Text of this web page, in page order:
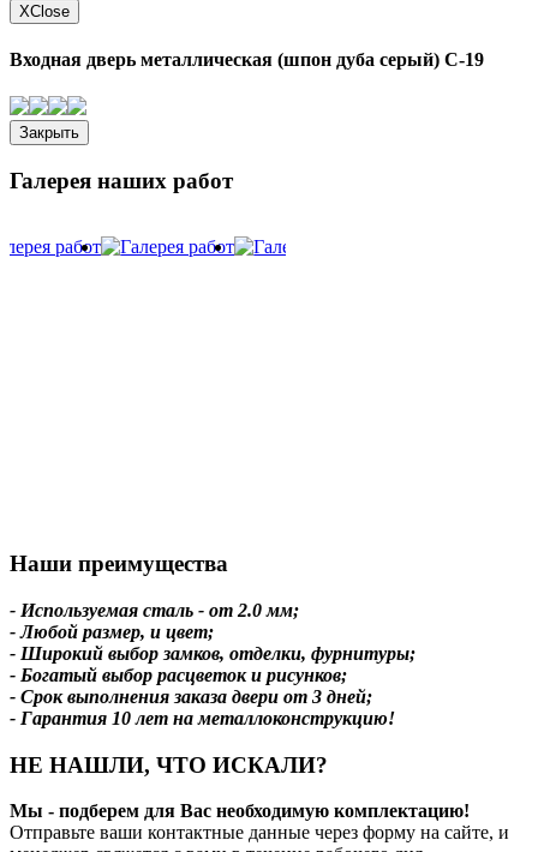
XClose
Входная дверь металлическая (шпон дуба серый) С-19
Закрыть
Галерея наших работ
Наши преимущества
- Используемая сталь - от 2.0 мм;
- Любой размер, и цвет;
- Широкий выбор замков, отделки, фурнитуры;
- Богатый выбор расцветок и рисунков;
- Срок выполнения заказа двери от 3 дней;
- Гарантия 10 лет на металлоконструкцию!
НЕ НАШЛИ, ЧТО ИСКАЛИ?
Мы - подберем для Вас необходимую комплектацию!
Отправьте ваши контактные данные через форму на сайте, и